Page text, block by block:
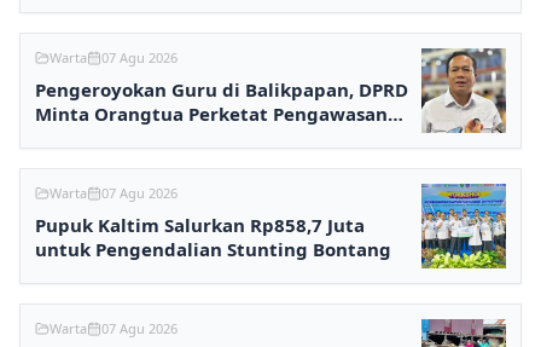
Warta 07 Agu 2026
Pengeroyokan Guru di Balikpapan, DPRD
Minta Orangtua Perketat Pengawasan
Warta 07 Agu 2026
Pupuk Kaltim Salurkan Rp858,7 Juta
untuk Pengendalian Stunting Bontang
Warta 07 Agu 2026